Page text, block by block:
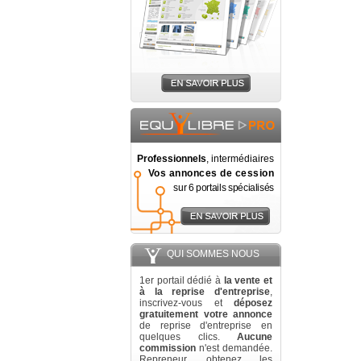
Professionnels, intermédiaires
Vos annonces de cession
sur 6 portails spécialisés
QUI SOMMES NOUS
1er portail dédié à la vente et
à la reprise d'entreprise,
inscrivez-vous et déposez
gratuitement votre annonce
de reprise d'entreprise en
quelques clics. Aucune
commission n'est demandée.